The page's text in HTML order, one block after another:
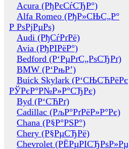
Acura (РђРєСѓСЂР°)
Alfa Romeo (РђР»СЊС„Р°
Р РѕРјРµРѕ)
Audi (РђСѓРґРё)
Avia (РђРІРёР°)
Bedford (Р‘РµРґС„РѕСЂРґ)
BMW (Р‘РњР’)
Buick Skylark (Р‘СЊСЋРёРє
РЎРєР°Р№Р»Р°СЂРє)
Byd (Р‘СЋРґ)
Cadillac (РљР°РґРёР»Р°Рє)
Chana (Р§Р°РЅР°)
Chery (Р§РµСЂРё)
Chevrolet